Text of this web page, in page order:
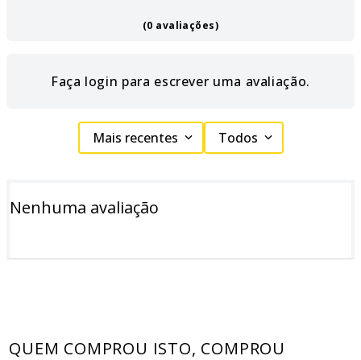
(0 avaliações)
Faça login para escrever uma avaliação.
Mais recentes Todos
Nenhuma avaliação
QUEM COMPROU ISTO, COMPROU